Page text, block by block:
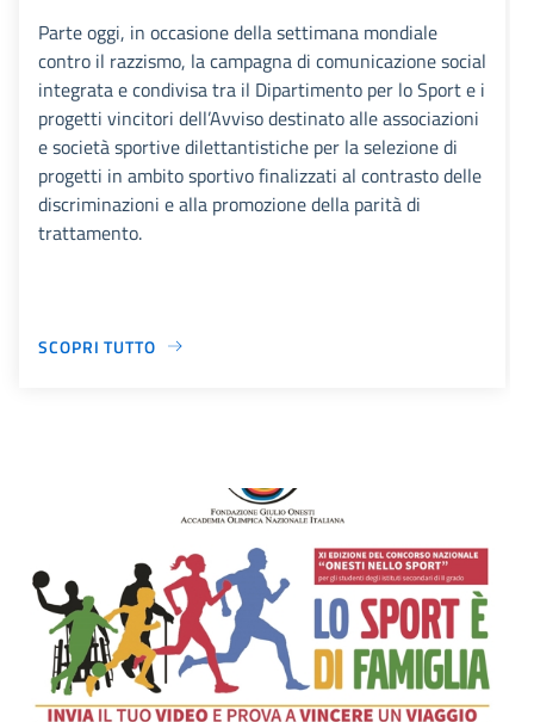
Parte oggi, in occasione della settimana mondiale
contro il razzismo, la campagna di comunicazione social
integrata e condivisa tra il Dipartimento per lo Sport e i
progetti vincitori dell’Avviso destinato alle associazioni
e società sportive dilettantistiche per la selezione di
progetti in ambito sportivo finalizzati al contrasto delle
discriminazioni e alla promozione della parità di
trattamento.
SCOPRI TUTTO